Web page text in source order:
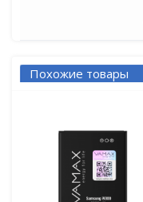
Похожие товары